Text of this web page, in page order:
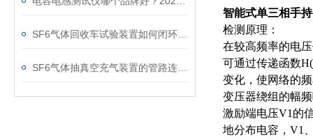
智能式单三相手
检测原理：
在较高频率的电
可通过传递函数
变化，使网络的
变压器绕组的幅
激励端电压V1的
地分布电容，V1